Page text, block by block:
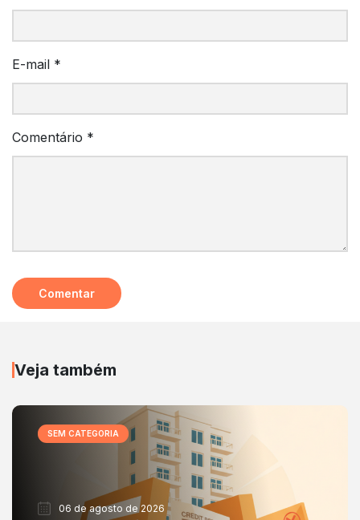
Comentário *
E-mail *
Veja também
SEM CATEGORIA
06 de agosto de 2026